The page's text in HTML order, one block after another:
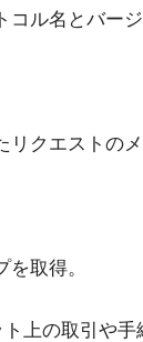
ル名とバージ
クエストのメ
取得。
上の取引や